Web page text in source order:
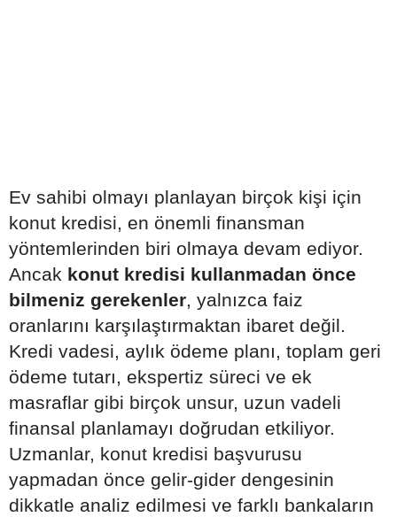
Ev sahibi olmayı planlayan birçok kişi için
konut kredisi, en önemli finansman
yöntemlerinden biri olmaya devam ediyor.
Ancak konut kredisi kullanmadan önce
bilmeniz gerekenler, yalnızca faiz
oranlarını karşılaştırmaktan ibaret değil.
Kredi vadesi, aylık ödeme planı, toplam geri
ödeme tutarı, ekspertiz süreci ve ek
masraflar gibi birçok unsur, uzun vadeli
finansal planlamayı doğrudan etkiliyor.
Uzmanlar, konut kredisi başvurusu
yapmadan önce gelir-gider dengesinin
dikkatle analiz edilmesi ve farklı bankaların